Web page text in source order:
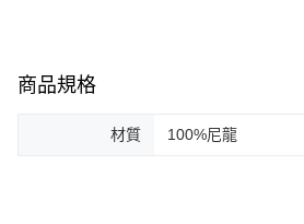
１．透過由恩沛科技股份有限公司提供之「
２．關於個人資料處理事宜，請瀏覽以下網址：
https://aftee.tw/terms/#terms3
「AFTEE先享後付」，若未經同意申辦者引起
時審查核予不同之上限額度；若仍有額度不足
商品規格
材質 100%尼龍